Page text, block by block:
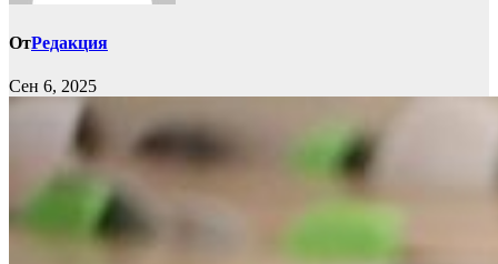
ОтРедакция
Сен 6, 2025